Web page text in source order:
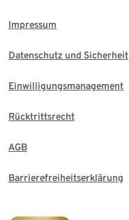
Impressum
Datenschutz und Sicherheit
Einwilligungsmanagement
Rücktrittsrecht
AGB
Barrierefreiheitserklärung